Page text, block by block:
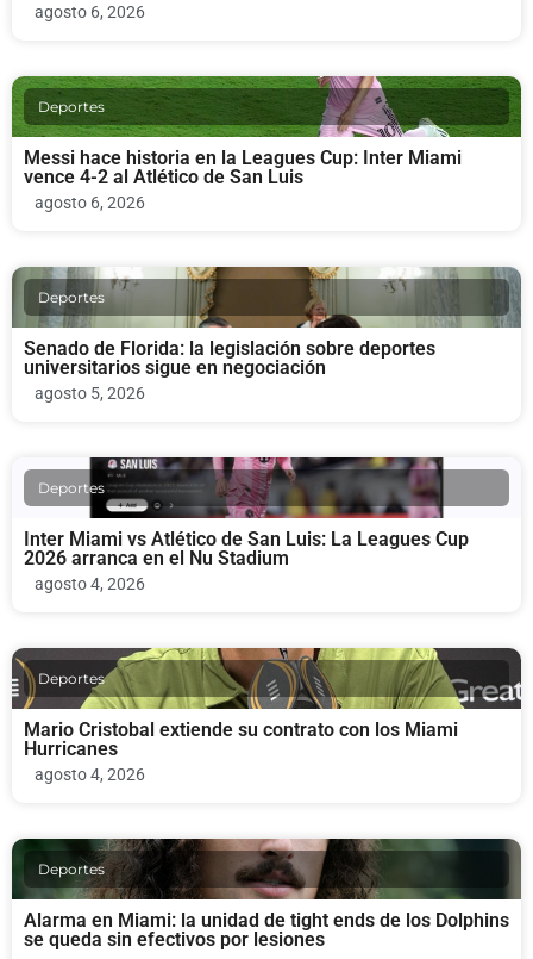
agosto 6, 2026
Deportes
Messi hace historia en la Leagues Cup: Inter Miami
vence 4-2 al Atlético de San Luis
agosto 6, 2026
Deportes
Senado de Florida: la legislación sobre deportes
universitarios sigue en negociación
agosto 5, 2026
Deportes
Inter Miami vs Atlético de San Luis: La Leagues Cup
2026 arranca en el Nu Stadium
agosto 4, 2026
Deportes
Mario Cristobal extiende su contrato con los Miami
Hurricanes
agosto 4, 2026
Deportes
Alarma en Miami: la unidad de tight ends de los Dolphins
se queda sin efectivos por lesiones